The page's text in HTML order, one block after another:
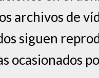
archivos de
siguen
ocasionados